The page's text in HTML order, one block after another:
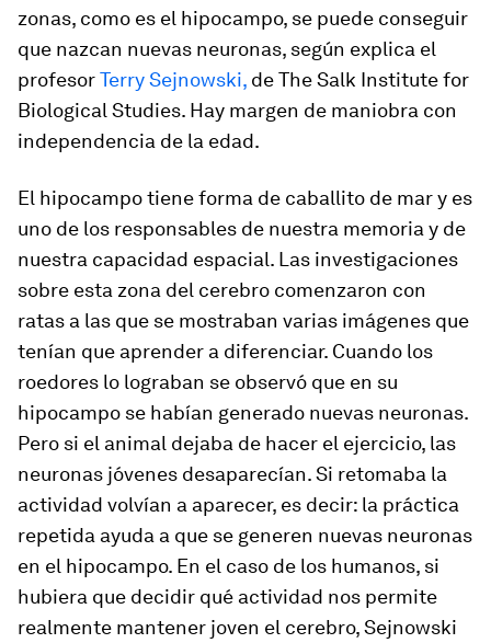
zonas, como es el hipocampo, se puede conseguir
que nazcan nuevas neuronas, según explica el
profesorTerry Sejnowski, de The Salk Institute for
Biological Studies. Hay margen de maniobra con
independencia de la edad.
El hipocampo tiene forma de caballito de mar y es
uno de los responsables de nuestra memoria y de
nuestra capacidad espacial. Las investigaciones
sobre esta zona del cerebro comenzaron con
ratas a las que se mostraban varias imágenes que
tenían que aprender a diferenciar. Cuando los
roedores lo lograban se observó que en su
hipocampo se habían generado nuevas neuronas.
Pero si el animal dejaba de hacer el ejercicio, las
neuronas jóvenes desaparecían. Si retomaba la
actividad volvían a aparecer, es decir: la práctica
repetida ayuda a que se generen nuevas neuronas
en el hipocampo. En el caso de los humanos, si
hubiera que decidir qué actividad nos permite
realmente mantener joven el cerebro, Sejnowski